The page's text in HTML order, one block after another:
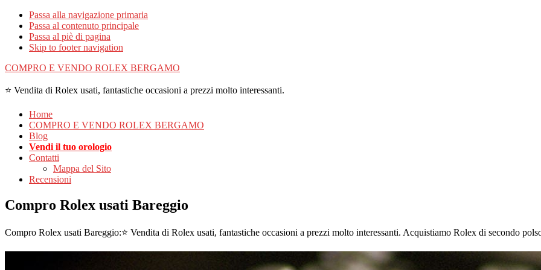
Passa alla navigazione primaria
Passa al contenuto principale
Passa al piè di pagina
Skip to footer navigation
COMPRO E VENDO ROLEX BERGAMO
⭐ Vendita di Rolex usati, fantastiche occasioni a prezzi molto interessanti.
Home
COMPRO E VENDO ROLEX BERGAMO
Blog
Vendi il tuo orologio
Contatti
Mappa del Sito
Recensioni
Compro Rolex usati Bareggio
Compro Rolex usati Bareggio:⭐ Vendita di Rolex usati, fantastiche occasioni a prezzi molto interessanti. Acquistiamo Rolex di secondo